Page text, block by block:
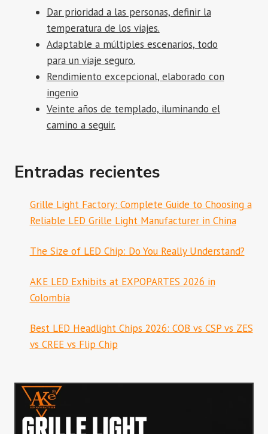
Dar prioridad a las personas, definir la
temperatura de los viajes.
Adaptable a múltiples escenarios, todo
para un viaje seguro.
Rendimiento excepcional, elaborado con
ingenio
Veinte años de templado, iluminando el
camino a seguir.
Entradas recientes
Grille Light Factory: Complete Guide to Choosing a
Reliable LED Grille Light Manufacturer in China
The Size of LED Chip: Do You Really Understand?
AKE LED Exhibits at EXPOPARTES 2026 in
Colombia
Best LED Headlight Chips 2026: COB vs CSP vs ZES
vs CREE vs Flip Chip